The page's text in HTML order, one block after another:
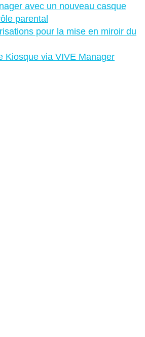
avec un nouveau casque
parental
pour la mise en miroir du
Kiosque via VIVE Manager